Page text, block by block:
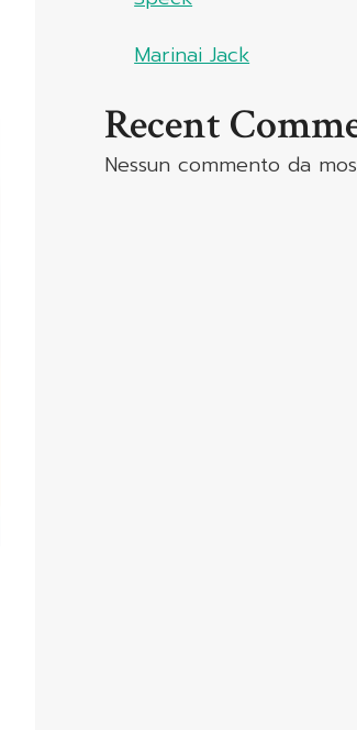
Marinai Jack
Recent
Nessun commento da